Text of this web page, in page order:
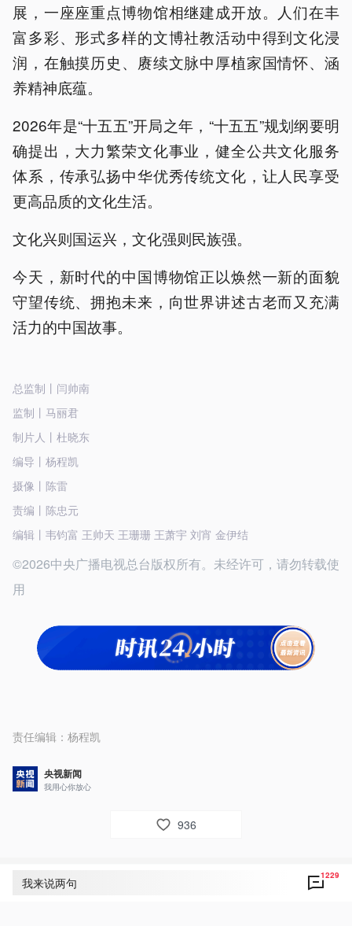
展，一座座重点博物馆相继建成开放。人们在丰
富多彩、形式多样的文博社教活动中得到文化浸
润，在触摸历史、赓续文脉中厚植家国情怀、涵
养精神底蕴。
2026年是“十五五”开局之年，“十五五”规划纲要明
确提出，大力繁荣文化事业，健全公共文化服务
体系，传承弘扬中华优秀传统文化，让人民享受
更高品质的文化生活。
文化兴则国运兴，文化强则民族强。
今天，新时代的中国博物馆正以焕然一新的面貌
守望传统、拥抱未来，向世界讲述古老而又充满
活力的中国故事。
总监制丨闫帅南
监制丨马丽君
制片人丨杜晓东
编导丨杨程凯
摄像丨陈雷
责编丨陈忠元
编辑丨韦钧富 王帅天 王珊珊 王萧宇 刘宵 金伊结
©2026中央广播电视总台版权所有。未经许可，请勿转载使
用
责任编辑： 杨程凯
央视新闻
我用心你放心
936
评论1229
我来说两句 1229